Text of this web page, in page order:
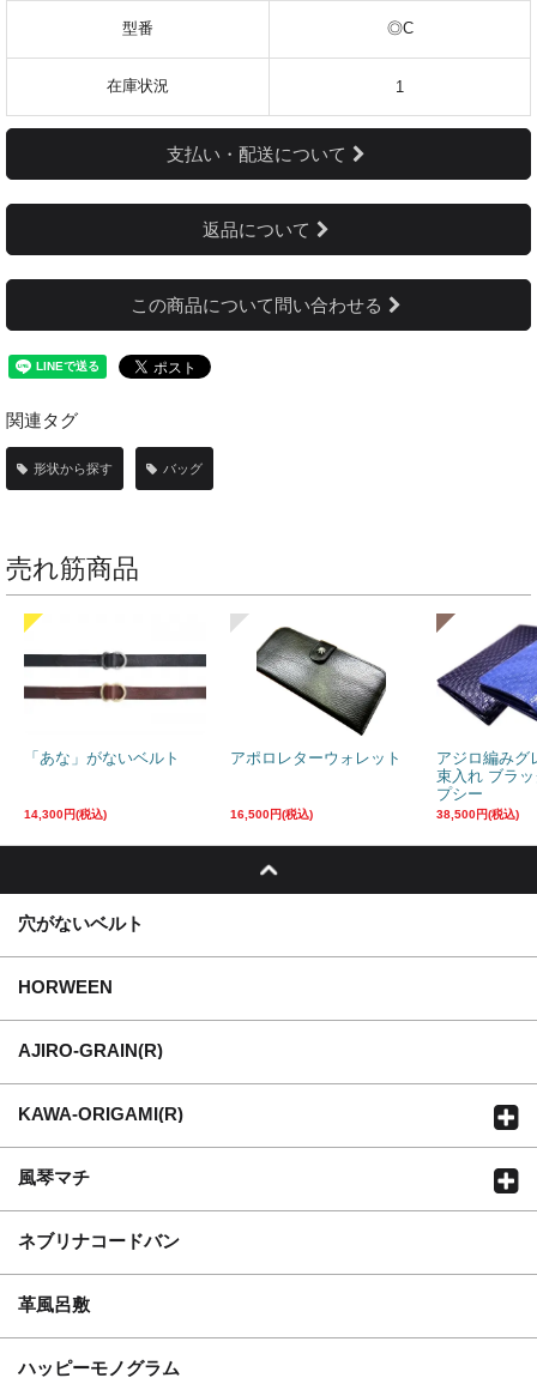
型番 ◎C
在庫状況 1
支払い・配送について
返品について
この商品について問い合わせる
関連タグ
形状から探す バッグ
売れ筋商品
「あな」がないベルト
14,300円(税込)
アポロレターウォレット
16,500円(税込)
アジロ編みグ
束入れ ブラ
プシー
38,500円(税込)
穴がないベルト
HORWEEN
AJIRO-GRAIN(R)
KAWA-ORIGAMI(R)
風琴マチ
ネブリナコードバン
革風呂敷
ハッピーモノグラム